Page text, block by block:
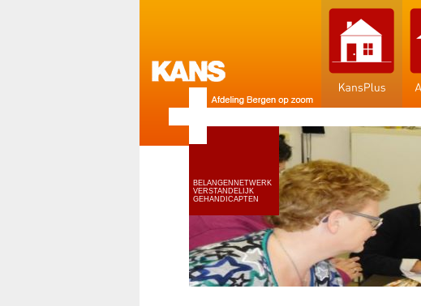
BELANGENNETWERK
VERSTANDELIJK
GEHANDICAPTEN